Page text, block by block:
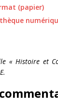
(papier)
« Histoire et